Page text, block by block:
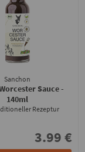
Sanchon
Sauce-
140ml
Rezeptur
3.99 €